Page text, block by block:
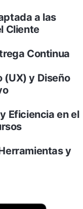
a las
Cliente
Continua
(UX) y Diseño
Eficiencia en el
y